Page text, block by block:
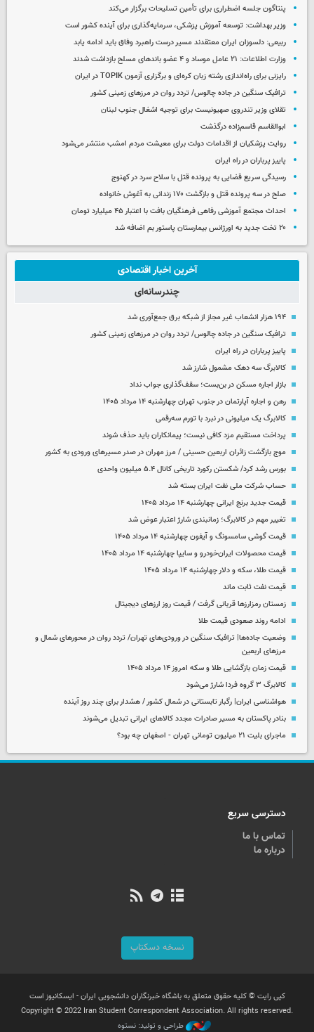
پنتاگون جلسه اضطراری برای تأمین تسلیحات برگزار می‌کند
وزیر بهداشت: توسعه آموزش پزشکی، سرمایه‌گذاری برای آینده کشور است
ربیعی: دلسوزان ایران معتقدند مسیر درست راهبرد وفاق باید ادامه یابد
وزارت اطلاعات: ۲۱ عامل موساد و ۴ عضو باندهای مسلح بازداشت شدند
رایزنی برای راه‌اندازی رشته زبان کره‌ای و برگزاری آزمون TOPIK در ایران
ترافیک سنگین در جاده چالوس/ تردد روان در مرزهای زمینی کشور
تقلای وزیر تندروی صهیونیست برای توجیه اشغال جنوب لبنان
ابوالقاسم قاسم‌زاده درگذشت
روایت پزشکیان از اقدامات دولت برای معیشت مردم امشب منتشر می‌شود
پاییز پرباران در راه ایران
رسیدگی سریع قضایی به پرونده قتل با سلاح سرد در کهنوج
صلح در سه پرونده قتل و بازگشت ۱۷۰ زندانی به آغوش خانواده
احداث مجتمع آموزشی رفاهی فرهنگیان بافت با اعتبار ۴۵ میلیارد تومان
۲۰ تخت جدید به اورژانس بیمارستان پاستور بم اضافه شد
آخرین اخبار اقتصادی
چندرسانه‌ای
۱۹۴ هزار انشعاب غیر مجاز از شبکه برق جمع‌آوری شد
ترافیک سنگین در جاده چالوس/ تردد روان در مرزهای زمینی کشور
پاییز پرباران در راه ایران
کالابرگ سه دهک مشمول شارز شد
بازار اجاره مسکن در بن‌بست؛ سقف‌گذاری جواب نداد
رهن و اجاره آپارتمان در جنوب تهران چهارشنبه ۱۴ مرداد ۱۴۰۵
کالابرگ یک میلیونی در نبرد با تورم سه‌رقمی
پرداخت مستقیم مزد کافی نیست؛ پیمانکاران باید حذف شوند
موج بازگشت زائران اربعین حسینی / مرز مهران در صدر مسیرهای ورودی به کشور
بورس رشد کرد/ شکستن رکورد تاریخی کانال ۵.۴ میلیون واحدی
حساب‌ شرکت ملی نفت ایران بسته شد
قیمت جدید برنج ایرانی چهارشنبه ۱۴ مرداد ۱۴۰۵
تغییر مهم در کالابرگ؛ زمانبندی‌ شارژ اعتبار عوض شد
قیمت گوشی سامسونگ و آیفون چهارشنبه ۱۴ مرداد ۱۴۰۵
قیمت محصولات ایران‌خودرو و سایپا چهارشنبه ۱۴ مرداد ۱۴۰۵
قیمت طلا، سکه و دلار چهارشنبه ۱۴ مرداد ۱۴۰۵
قیمت نفت ثابت ماند
زمستان رمزارزها قربانی گرفت / قیمت روز ارزهای دیجیتال
ادامه روند صعودی قیمت طلا
وضعیت جاده‌ها| ترافیک سنگین در ورودی‌های تهران/ تردد روان در محورهای شمال و
مرزهای اربعین
قیمت زمان بازگشایی طلا و سکه امروز ۱۴ مرداد ۱۴۰۵
کالابرگ ۳ گروه فردا شارژ می‌شود
هواشناسی ایران| رگبار تابستانی در شمال کشور / هشدار برای چند روز آینده
بنادر پاکستان به مسیر صادرات مجدد کالاهای ایرانی تبدیل می‌شوند
ماجرای بلیت ۲۱ میلیون تومانی تهران - اصفهان چه بود؟
دسترسی سریع
تماس با ما
درباره ما
نسخه دسکتاپ
کپی رایت © کلیه حقوق متعلق به باشگاه خبرنگاران دانشجویی ایران - ایسکانیوز است
Copyright © 2022 Iran Student Correspondent Association. All rights reserved.
طراحی و تولید: نستوه